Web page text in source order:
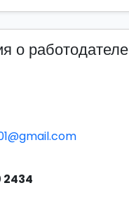
о работодателе
2434